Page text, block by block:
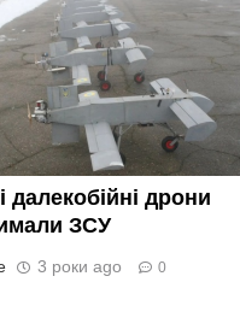
далекобійні дрони
ЗСУ
3 роки ago 0